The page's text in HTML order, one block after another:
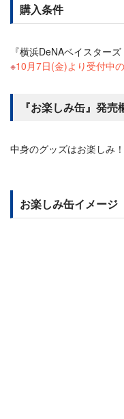
購入条件
『横浜DeNAベイスター
10月7日(金)より受付中
『お楽しみ缶』発
中身のグッズはお楽しみ
お楽しみ缶イメージ